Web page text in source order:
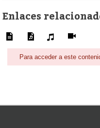
Enlaces
Para acceder a este